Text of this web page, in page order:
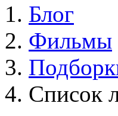
Блог
Фильмы
Список